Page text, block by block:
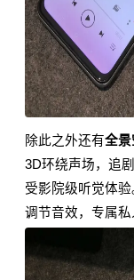
除此之外还有全景
3D环绕声场，追
受影院级听觉体
调节音效，专属私